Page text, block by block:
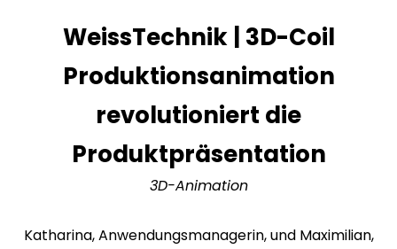
WeissTechnik | 3D-Coil
Produktionsanimation
revolutioniert die
Produktpräsentation
3D-Animation
Katharina, Anwendungsmanagerin, und Maximilian,